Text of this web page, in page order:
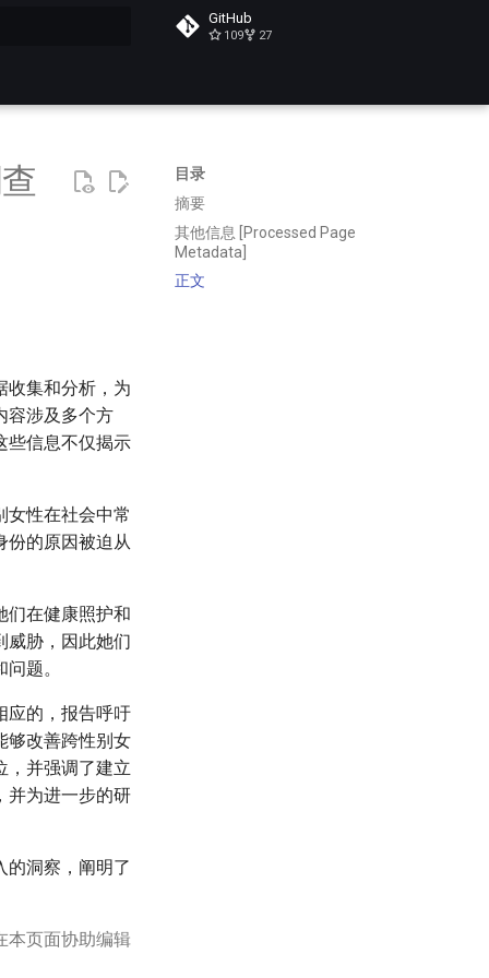
GitHub
109 27
目录
摘要
其他信息 [Processed Page
Metadata]
正文
收集和分析，为
容涉及多个方
些信息不仅揭示
女性在社会中常
份的原因被迫从
们在健康照护和
威胁，因此她们
题。
应的，报告呼吁
够改善跨性别女
，并强调了建立
并为进一步的研
的洞察，阐明了
本页面协助编辑